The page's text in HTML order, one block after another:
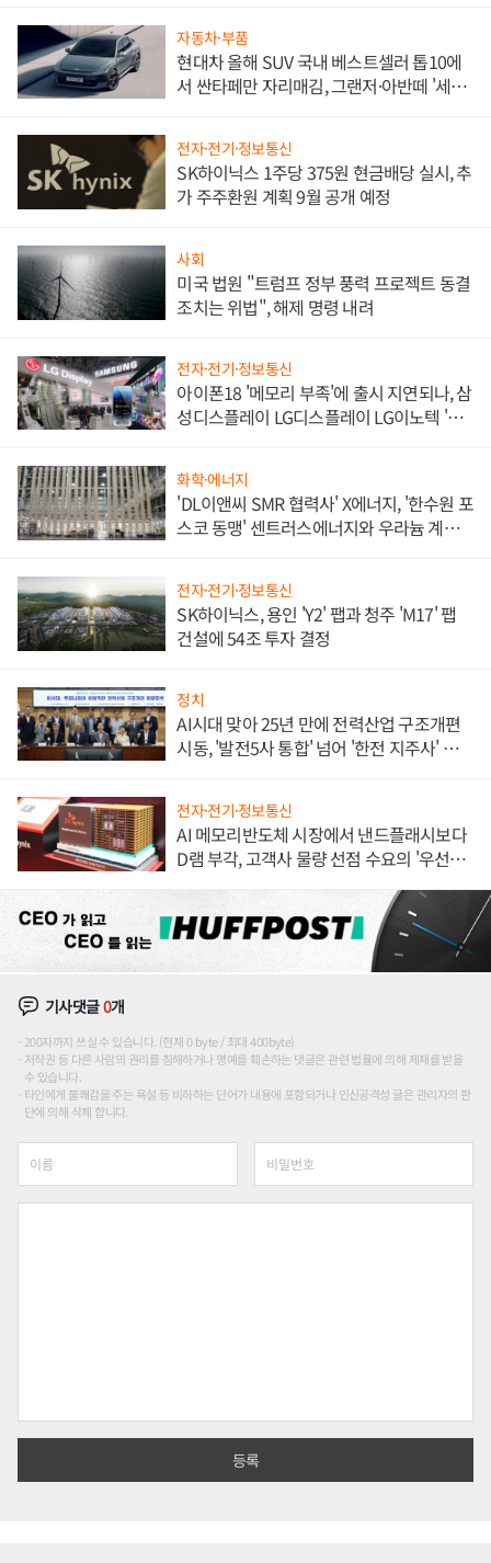
자동차·부품
현대차 올해 SUV 국내 베스트셀러 톱10에
서 싼타페만 자리매김, 그랜저·아반떼 '세단
전자·전기·정보통신
SK하이닉스 1주당 375원 현금배당 실시, 추
가 주주환원 계획 9월 공개 예정
사회
미국 법원 "트럼프 정부 풍력 프로젝트 동결
조치는 위법", 해제 명령 내려
전자·전기·정보통신
아이폰18 '메모리 부족'에 출시 지연되나, 삼
성디스플레이 LG디스플레이 LG이노텍 '탈
화학·에너지
'DL이앤씨 SMR 협력사' X에너지, '한수원 포
스코 동맹' 센트러스에너지와 우라늄 계약
전자·전기·정보통신
SK하이닉스, 용인 'Y2' 팹과 청주 'M17' 팹
건설에 54조 투자 결정
정치
AI시대 맞아 25년 만에 전력산업 구조개편
시동, '발전5사 통합' 넘어 '한전 지주사' 재편
전자·전기·정보통신
AI 메모리반도체 시장에서 낸드플래시보다
D램 부각, 고객사 물량 선점 수요의 '우선순
기사댓글0개
200자까지 쓰실 수 있습니다. (현재 0 byte / 최대 400byte)
저작권 등 다른 사람의 권리를 침해하거나 명예를 훼손하는 댓글은 관련 법률에 의해 제재를 받을
수 있습니다.
타인에게 불쾌감을 주는 욕설 등 비하하는 단어가 내용에 포함되거나 인신공격성 글은 관리자의 판
단에 의해 삭제 합니다.